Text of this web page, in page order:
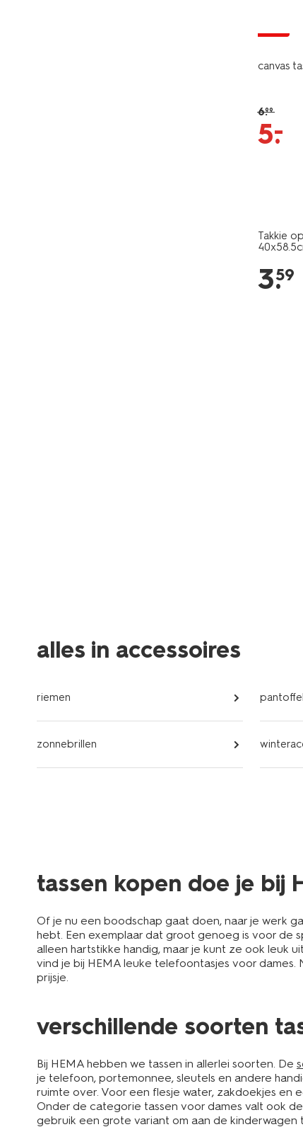
canvas
6.99
5.
–
Takkie
3.
59
alles in accessoires
riemen
zonnebrillen
tassen kopen doe je bij
Of je nu een boodschap gaat doen, naar je werk
hebt. Een exemplaar dat groot genoeg is voor de
alleen hartstikke handig, maar je kunt ze ook leuk
vind je bij HEMA leuke telefoontasjes voor
prijsje.
verschillende soorten
Bij HEMA hebben we tassen in allerlei soorten. De
je telefoon, portemonnee, sleutels en andere
ruimte over. Voor een flesje water, zakdoekjes en
Onder de categorie tassen voor dames valt ook
gebruik een grote variant om aan de